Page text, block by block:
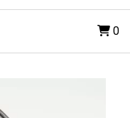
0